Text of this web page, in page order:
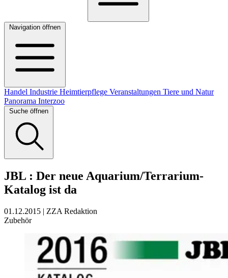
Navigation öffnen
Handel Industrie Heimtierpflege Veranstaltungen Tiere und Natur
Panorama Interzoo
Suche öffnen
JBL : Der neue Aquarium/Terrarium-
Katalog ist da
01.12.2015 | ZZA Redaktion
Zubehör